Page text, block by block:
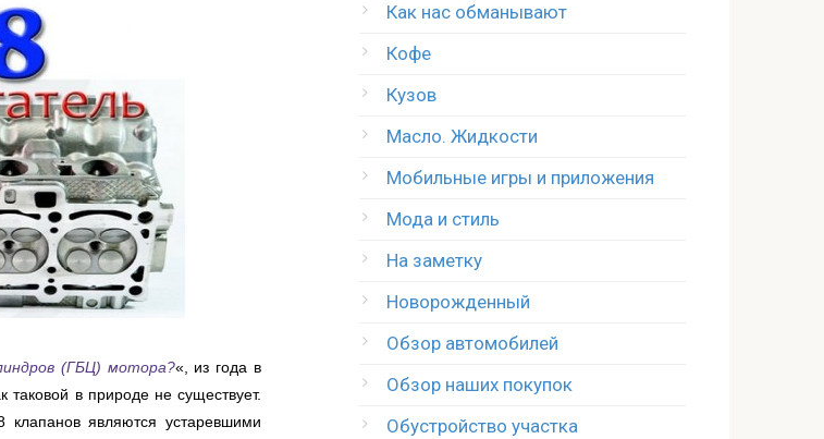
(ГБЦ) мотора?«, из года в
таковой в природе не существует.
являются устаревшими
Как нас обманывают
Кофе
Кузов
Масло. Жидкости
Мобильные игры и приложения
Мода и стиль
На заметку
Новорожденный
Обзор автомобилей
Обзор наших покупок
Обустройство участка